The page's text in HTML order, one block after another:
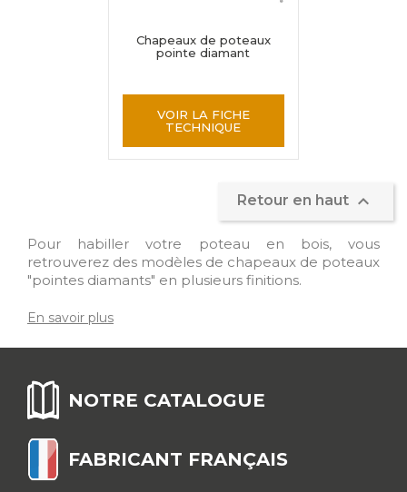
Chapeaux de poteaux
pointe diamant
VOIR LA FICHE
TECHNIQUE
Retour en haut 
Pour habiller votre poteau en bois, vous
retrouverez des modèles de chapeaux de poteaux
"pointes diamants" en plusieurs finitions.
En savoir plus
NOTRE CATALOGUE
FABRICANT FRANÇAIS